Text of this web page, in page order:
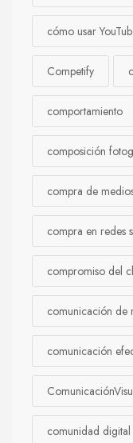
cómo usar
Competify
comportamiento
composición
compra de
compra en redes
compromiso del
comunicación de
comunicación
comunidad digital